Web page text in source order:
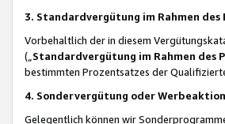
3. Standardvergütung im Rahmen
Vorbehaltlich der in diesem
(„ Standardvergütung im Rahmen des
bestimmten Prozentsatzes der
4. Sondervergütung oder
Gelegentlich können wir